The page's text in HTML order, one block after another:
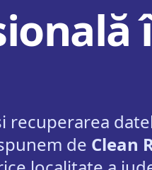
recuperarea
de Clean